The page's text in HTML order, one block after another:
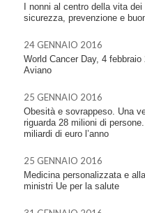
I nonni al centro della vita
sicurezza, prevenzione e
24 GENNAIO 2016
World Cancer Day, 4
Aviano
25 GENNAIO 2016
Obesità e sovrappeso. Una
riguarda 28 milioni di
miliardi di euro l’anno
25 GENNAIO 2016
Medicina personalizzata e
ministri Ue per la salute